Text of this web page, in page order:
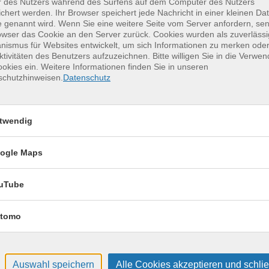
für unvergessliche
17
Aug.
Keramik kennenlernen
werden. Ihr Browser speichert jede Nachricht in einer kleinen
genannt wird. Wenn Sie eine weitere Seite vom Server anfordern,
das Cookie an den Server zurück. Cookies wurden als
für Websites entwickelt, um sich Informationen zu merken
des Benutzers aufzuzeichnen. Bitte willigen Sie in die
ein. Weitere Informationen finden Sie in unseren
Datenschutz
Maps
Auswahl speichern Alle Cookies akzeptieren und